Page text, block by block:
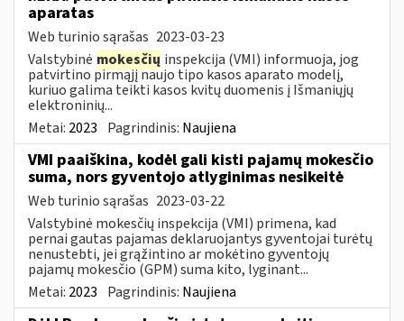
aparatas
Web turinio sąrašas 2023-03-23
Valstybinė mokesčių inspekcija (VMI) informuoja, jog
patvirtino pirmąjį naujo tipo kasos aparato modelį,
kuriuo galima teikti kasos kvitų duomenis į Išmaniųjų
elektroninių...
Metai: 2023 Pagrindinis: Naujiena
VMI paaiškina, kodėl gali kisti pajamų mokesčio
suma, nors gyventojo atlyginimas nesikeitė
Web turinio sąrašas 2023-03-22
Valstybinė mokesčių inspekcija (VMI) primena, kad
pernai gautas pajamas deklaruojantys gyventojai turėtų
nenustebti, jei grąžintino ar mokėtino gyventojų
pajamų mokesčio (GPM) suma kito, lyginant...
Metai: 2023 Pagrindinis: Naujiena